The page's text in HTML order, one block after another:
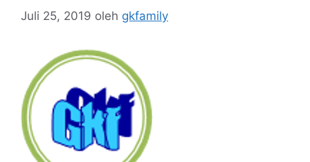
Juli 25, 2019 oleh gkfamily